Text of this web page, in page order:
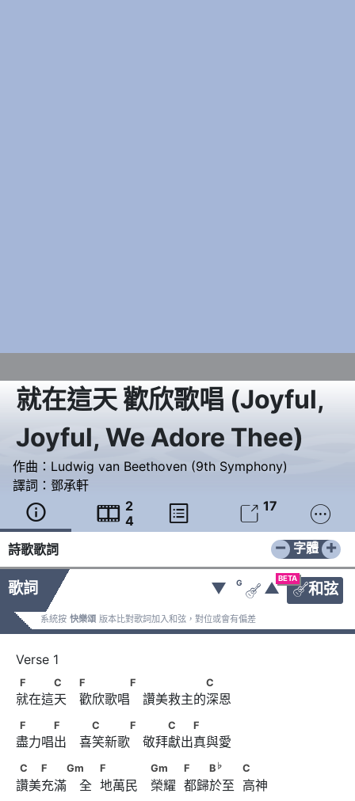
就在這天 歡欣歌唱 (Joyful,
Joyful, We Adore Thee)
作曲： Ludwig van Beethoven (9th Sym­pho­ny)
譯詞： 鄧承軒
  2
4
  17 
詩歌歌詞 − +
字體
歌詞
BETA
和弦
▼ G
 ▲
系統按 快樂頌 版本比對歌詞加入和弦，對位或會有偏差
F　　　C　 F　　　　F 　　　　　C
F C F F C
就在這天　歡欣歌唱　讚美救主的深恩
F　　　F　 　C　　　F 　　C　　F
F F C F C F
盡力唱出　喜笑新歌　敬拜獻出真與愛
C　　F　　Gm 　            F　　　 Gm
F　　B♭ C
C F Gm F Gm F B ♭ C
讚美充滿　全  地萬民　榮耀  都歸於至  高神